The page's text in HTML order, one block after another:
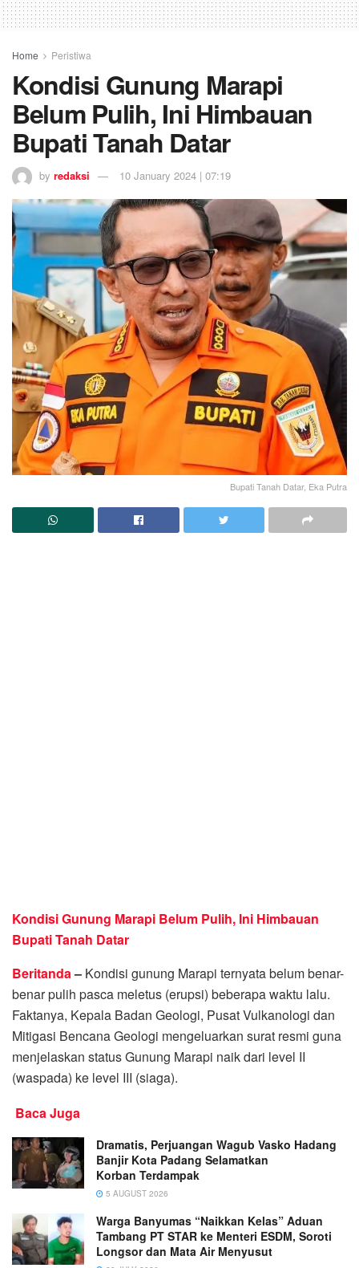
Home Peristiwa
Kondisi Gunung Marapi
Belum Pulih, Ini Himbauan
Bupati Tanah Datar
by redaksi 10 January 2024 | 07:19
Bupati Tanah Datar, Eka Putra
Kondisi Gunung Marapi Belum Pulih, Ini Himbauan
Bupati Tanah Datar
Beritanda– Kondisi gunung Marapi ternyata belum benar-
benar pulih pasca meletus (erupsi) beberapa waktu lalu.
Faktanya, Kepala Badan Geologi, Pusat Vulkanologi dan
Mitigasi Bencana Geologi mengeluarkan surat resmi guna
menjelaskan status Gunung Marapi naik dari level II
(waspada) ke level III (siaga).
Baca Juga
Dramatis, Perjuangan Wagub Vasko Hadang
Banjir Kota Padang Selamatkan
Korban Terdampak
5 AUGUST 2026
Warga Banyumas “Naikkan Kelas” Aduan
Tambang PT STAR ke Menteri ESDM, Soroti
Longsor dan Mata Air Menyusut